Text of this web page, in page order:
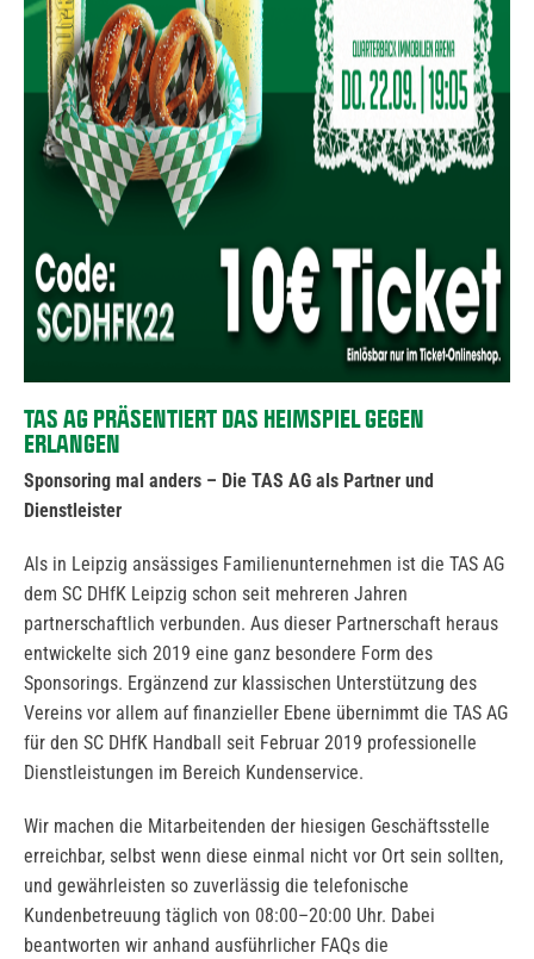
TAS AG PRÄSENTIERT DAS HEIMSPIEL GEGEN
ERLANGEN
Sponsoring mal anders – Die TAS AG als Partner und
Dienstleister
Als in Leipzig ansässiges Familienunternehmen ist die TAS AG
dem SC DHfK Leipzig schon seit mehreren Jahren
partnerschaftlich verbunden. Aus dieser Partnerschaft heraus
entwickelte sich 2019 eine ganz besondere Form des
Sponsorings. Ergänzend zur klassischen Unterstützung des
Vereins vor allem auf finanzieller Ebene übernimmt die TAS AG
für den SC DHfK Handball seit Februar 2019 professionelle
Dienstleistungen im Bereich Kundenservice.
Wir machen die Mitarbeitenden der hiesigen Geschäftsstelle
erreichbar, selbst wenn diese einmal nicht vor Ort sein sollten,
und gewährleisten so zuverlässig die telefonische
Kundenbetreuung täglich von 08:00–20:00 Uhr. Dabei
beantworten wir anhand ausführlicher FAQs die